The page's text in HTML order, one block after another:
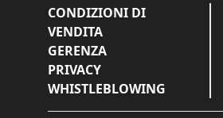
CONDIZIONI DI
VENDITA
GERENZA
PRIVACY
WHISTLEBLOWING